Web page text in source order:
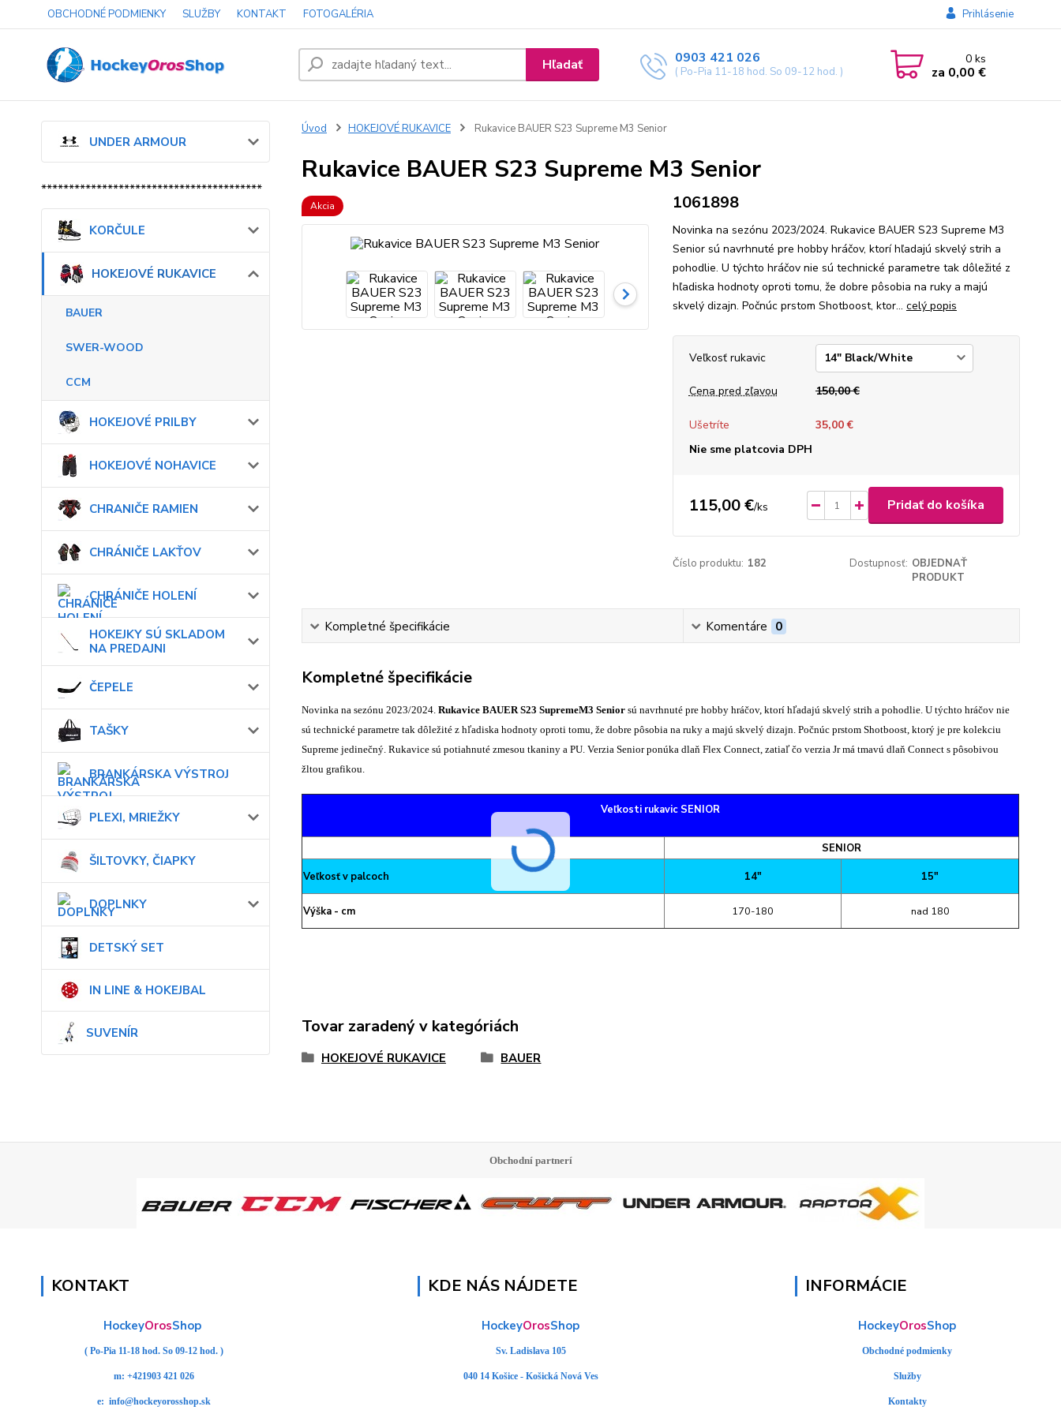
OBCHODNÉ PODMIENKY SLUŽBY KONTAKT FOTOGALÉRIA Prihlásenie
Hľadať 0903 421 026
( Po-Pia 11-18 hod. So 09-12 hod. )
0ks
za 0,00 €
UNDER ARMOUR
****************************************
KORČULE
HOKEJOVÉ RUKAVICE
BAUER
SWER-WOOD
CCM
HOKEJOVÉ PRILBY
HOKEJOVÉ NOHAVICE
CHRANIČE RAMIEN
CHRÁNIČE LAKŤOV
CHRÁNIČE HOLENÍ
HOKEJKY SÚ SKLADOM
NA PREDAJNI
ČEPELE
TAŠKY
BRANKÁRSKA VÝSTROJ
PLEXI, MRIEŽKY
ŠILTOVKY, ČIAPKY
DOPLNKY
DETSKÝ SET
IN LINE & HOKEJBAL
SUVENÍR
Úvod HOKEJOVÉ RUKAVICE Rukavice BAUER S23 Supreme M3 Senior
Rukavice BAUER S23 Supreme M3 Senior
Akcia 1061898
Novinka na sezónu 2023/2024. Rukavice BAUER S23 Supreme M3
Senior sú navrhnuté pre hobby hráčov, ktorí hľadajú skvelý strih a
pohodlie. U týchto hráčov nie sú technické parametre tak dôležité z
hľadiska hodnoty oproti tomu, že dobre pôsobia na ruky a majú
skvelý dizajn. Počnúc prstom Shotboost, ktor... celý popis
Veľkosť rukavic
Cena pred zľavou 150,00 €
Ušetríte
35,00 €
Nie sme platcovia DPH
115,00 €/ks Pridať do košíka
Číslo produktu: 182 Dostupnosť: OBJEDNAŤ
PRODUKT
Kompletné špecifikácie Komentáre 0
Kompletné špecifikácie
Novinka na sezónu 2023/2024. Rukavice BAUER S23 SupremeM3 Seniorsú navrhnuté pre hobby hráčov, ktorí hľadajú skvelý strih a pohodlie. U týchto hráčov nie
sú technické parametre tak dôležité z hľadiska hodnoty oproti tomu, že dobre pôsobia na ruky a majú skvelý dizajn. Počnúc prstom Shotboost, ktorý je pre kolekciu
Supreme jedinečný. Rukavice sú potiahnuté zmesou tkaniny a PU. Verzia Senior ponúka dlaň Flex Connect, zatiaľ čo verzia Jr má tmavú dlaň Connect s pôsobivou
žltou grafikou.
Veľkosti rukavic SENIOR
SENIOR
Veľkosť v palcoch
14" 15"
Výška - cm 170-180 nad 180
Tovar zaradený v kategóriách
HOKEJOVÉ RUKAVICE BAUER
Obchodní partnerí
KONTAKT
HockeyOrosShop
( Po-Pia 11-18 hod. So 09-12 hod. )
m: +421903 421 026
e: info@hockeyorosshop.sk
KDE NÁS NÁJDETE
HockeyOrosShop
Sv. Ladislava 105
040 14 Košice - Košická Nová Ves
INFORMÁCIE
HockeyOrosShop
Obchodné podmienky
Služby
Kontakty